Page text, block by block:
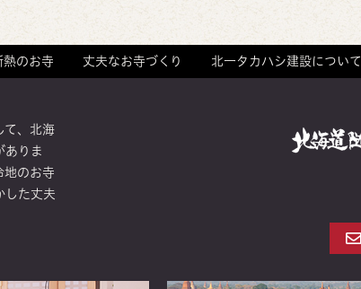
熱のお寺 丈夫なお寺づくり 北一タカハシ建設について
て、北海
ありま
地のお寺
した丈夫